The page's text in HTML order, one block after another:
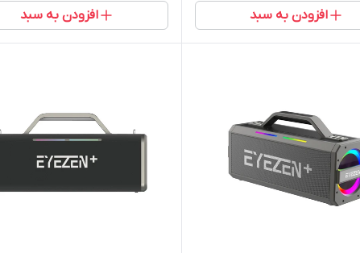
افزودن به سبد افزودن به سبد